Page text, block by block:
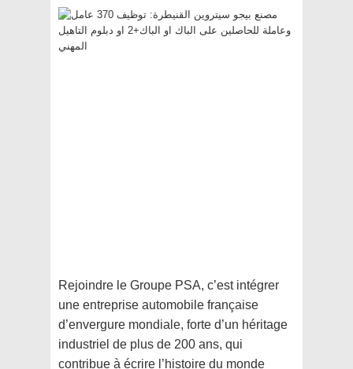
Rejoindre le Groupe PSA, c’est intégrer
une entreprise automobile française
d’envergure mondiale, forte d’un héritage
industriel de plus de 200 ans, qui
contribue à écrire l’histoire du monde